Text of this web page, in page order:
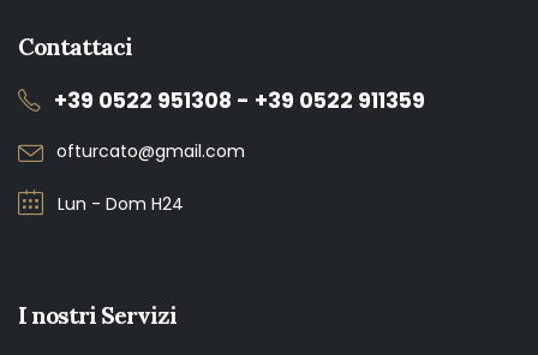
Contattaci
+39 0522 951308 - +39 0522 911359
ofturcato@gmail.com
Lun - Dom H24
I nostri Servizi